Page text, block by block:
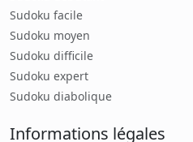
Sudoku facile
Sudoku moyen
Sudoku difficile
Sudoku expert
Sudoku diabolique
Informations légales